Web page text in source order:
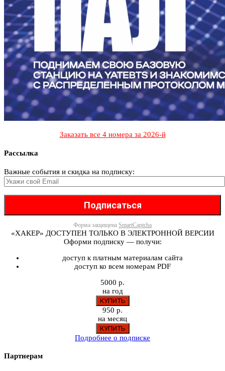
Заказать все 4 номера за 2026-й
Рассылка
Важные события и скидка на подписку:
Форма защищена SmartCaptcha
«ХАКЕР» ДОСТУПЕН ТОЛЬКО В ЭЛЕКТРОННОЙ ВЕРСИИ
Оформи подписку — получи:
доступ к платным материалам сайта
доступ ко всем номерам PDF
5000 р.
на год
950 р.
на месяц
Подробнее о подписке
Партнерам